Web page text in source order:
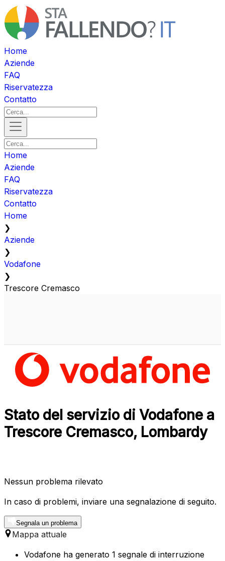
Home
Aziende
FAQ
Riservatezza
Contatto
Home
Aziende
FAQ
Riservatezza
Contatto
Home
❯
Aziende
❯
Vodafone
❯
Trescore Cremasco
Stato del servizio di Vodafone a
Trescore Cremasco, Lombardy
Nessun problema rilevato
In caso di problemi, inviare una segnalazione di seguito.
Segnala un problema
Mappa attuale
Vodafone ha generato 1 segnale di interruzione